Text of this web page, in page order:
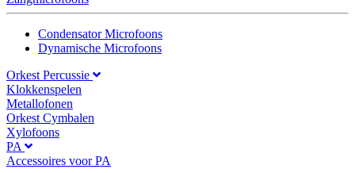
Condensator Microfoons
Dynamische Microfoons
Orkest Percussie
Klokkenspelen
Metallofonen
Orkest Cymbalen
Xylofoons
PA
Accessoires voor PA